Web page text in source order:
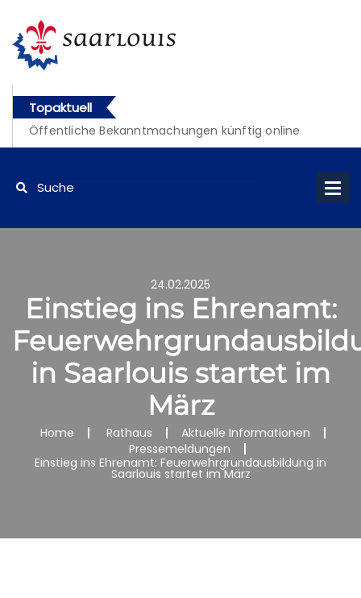
Topaktuell
Öffentliche Bekanntmachungen künftig online
abrufbar
24.02.2025
Einstieg ins Ehrenamt:
in Saarlouis startet im
März
Home Rathaus
Aktuelle Informationen
Pressemeldungen
Einstieg ins Ehrenamt: Feuerwehrgrundausbildung in
Saarlouis startet im März